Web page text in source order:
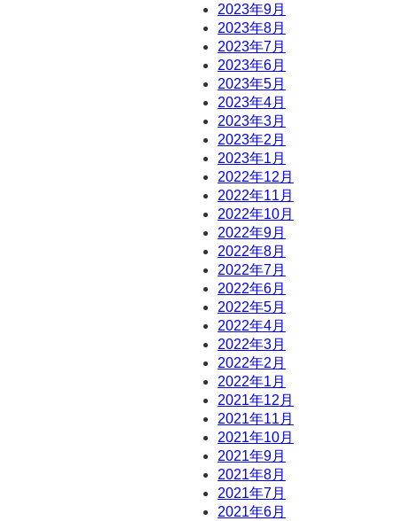
2023年9月
2023年8月
2023年7月
2023年6月
2023年5月
2023年4月
2023年3月
2023年2月
2023年1月
2022年12月
2022年11月
2022年10月
2022年9月
2022年8月
2022年7月
2022年6月
2022年5月
2022年4月
2022年3月
2022年2月
2022年1月
2021年12月
2021年11月
2021年10月
2021年9月
2021年8月
2021年7月
2021年6月